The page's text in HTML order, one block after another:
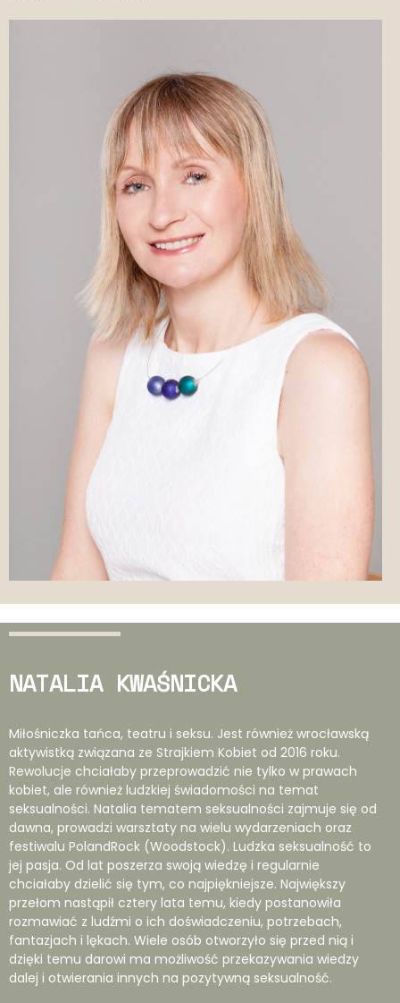
NATALIA KWAŚNICKA
Miłośniczka tańca, teatru i seksu. Jest również wrocławską
aktywistką związana ze Strajkiem Kobiet od 2016 roku.
Rewolucje chciałaby przeprowadzić nie tylko w prawach
kobiet, ale również ludzkiej świadomości na temat
seksualności. Natalia tematem seksualności zajmuje się od
dawna, prowadzi warsztaty na wielu wydarzeniach oraz
festiwalu PolandRock (Woodstock). Ludzka seksualność to
jej pasja. Od lat poszerza swoją wiedzę i regularnie
chciałaby dzielić się tym, co najpiękniejsze. Największy
przełom nastąpił cztery lata temu, kiedy postanowiła
rozmawiać z ludźmi o ich doświadczeniu, potrzebach,
fantazjach i lękach. Wiele osób otworzyło się przed nią i
dzięki temu darowi ma możliwość przekazywania wiedzy
dalej i otwierania innych na pozytywną seksualność.